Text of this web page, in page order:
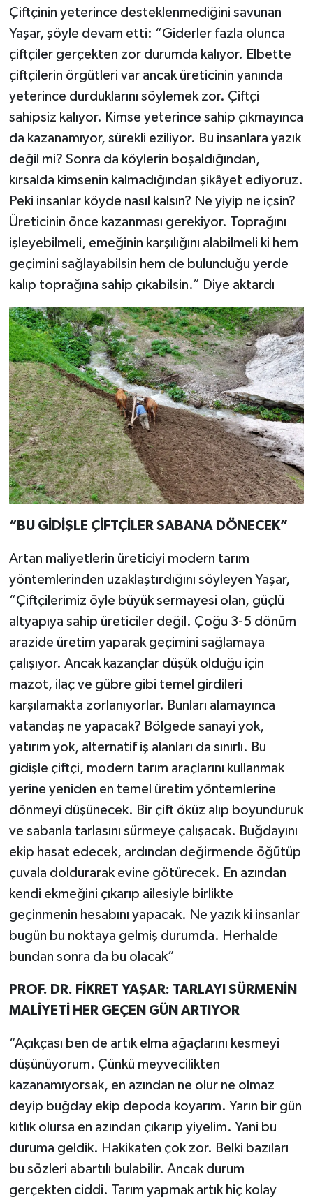
Çiftçinin yeterince desteklenmediğini savunan
Yaşar, şöyle devam etti: “Giderler fazla olunca
çiftçiler gerçekten zor durumda kalıyor. Elbette
çiftçilerin örgütleri var ancak üreticinin yanında
yeterince durduklarını söylemek zor. Çiftçi
sahipsiz kalıyor. Kimse yeterince sahip çıkmayınca
da kazanamıyor, sürekli eziliyor. Bu insanlara yazık
değil mi? Sonra da köylerin boşaldığından,
kırsalda kimsenin kalmadığından şikâyet ediyoruz.
Peki insanlar köyde nasıl kalsın? Ne yiyip ne içsin?
Üreticinin önce kazanması gerekiyor. Toprağını
işleyebilmeli, emeğinin karşılığını alabilmeli ki hem
geçimini sağlayabilsin hem de bulunduğu yerde
kalıp toprağına sahip çıkabilsin.” Diye aktardı
“BU GİDİŞLE ÇİFTÇİLER SABANA DÖNECEK”
Artan maliyetlerin üreticiyi modern tarım
yöntemlerinden uzaklaştırdığını söyleyen Yaşar,
“Çiftçilerimiz öyle büyük sermayesi olan, güçlü
altyapıya sahip üreticiler değil. Çoğu 3-5 dönüm
arazide üretim yaparak geçimini sağlamaya
çalışıyor. Ancak kazançlar düşük olduğu için
mazot, ilaç ve gübre gibi temel girdileri
karşılamakta zorlanıyorlar. Bunları alamayınca
vatandaş ne yapacak? Bölgede sanayi yok,
yatırım yok, alternatif iş alanları da sınırlı. Bu
gidişle çiftçi, modern tarım araçlarını kullanmak
yerine yeniden en temel üretim yöntemlerine
dönmeyi düşünecek. Bir çift öküz alıp boyunduruk
ve sabanla tarlasını sürmeye çalışacak. Buğdayını
ekip hasat edecek, ardından değirmende öğütüp
çuvala doldurarak evine götürecek. En azından
kendi ekmeğini çıkarıp ailesiyle birlikte
geçinmenin hesabını yapacak. Ne yazık ki insanlar
bugün bu noktaya gelmiş durumda. Herhalde
bundan sonra da bu olacak”
PROF. DR. FİKRET YAŞAR: TARLAYI SÜRMENİN
MALİYETİ HER GEÇEN GÜN ARTIYOR
“Açıkçası ben de artık elma ağaçlarını kesmeyi
düşünüyorum. Çünkü meyvecilikten
kazanamıyorsak, en azından ne olur ne olmaz
deyip buğday ekip depoda koyarım. Yarın bir gün
kıtlık olursa en azından çıkarıp yiyelim. Yani bu
duruma geldik. Hakikaten çok zor. Belki bazıları
bu sözleri abartılı bulabilir. Ancak durum
gerçekten ciddi. Tarım yapmak artık hiç kolay